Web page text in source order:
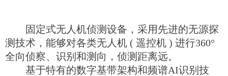
固定式无人机侦测设备，采用先进的无源探
测技术，能够对各类无人机 ( 遥控机 ) 进行360°
全向侦察、识别和测向，侦测距离远。
基于特有的数字基带架构和频谱AI识别技